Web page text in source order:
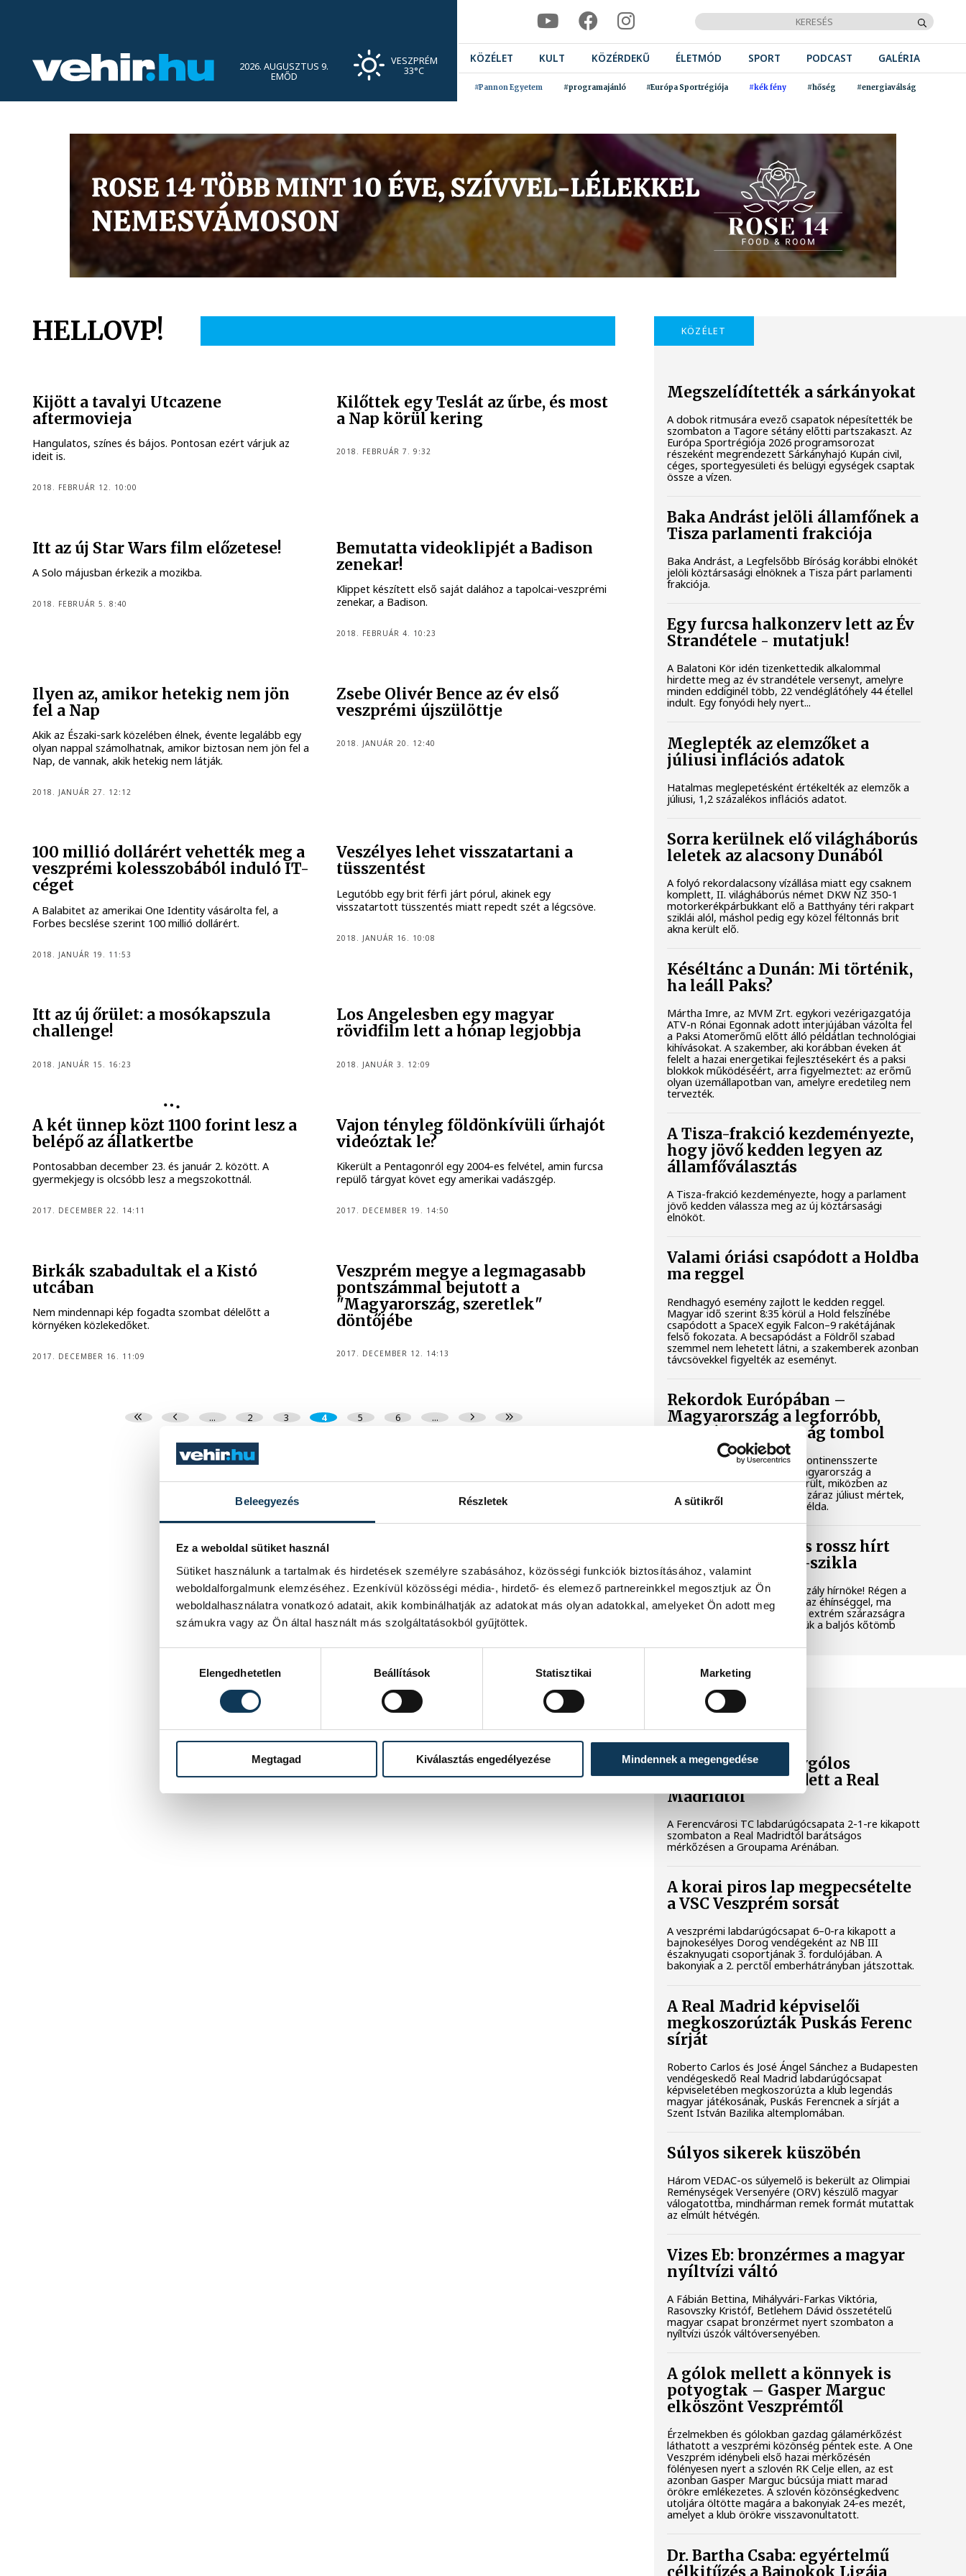
Beleegyezés Részletek A sütikről
Ez a weboldal sütiket használ
Sütiket használunk a tartalmak és hirdetések személyre szabásához, közösségi funkciók biztosításához, valamint
weboldalforgalmunk elemzéséhez. Ezenkívül közösségi média-, hirdető- és elemező partnereinkkel megosztjuk az Ön
weboldalhasználatra vonatkozó adatait, akik kombinálhatják az adatokat más olyan adatokkal, amelyeket Ön adott meg
számukra vagy az Ön által használt más szolgáltatásokból gyűjtöttek.
Elengedhetetlen
Beállítások Statisztikai Marketing
Megtagad Kiválasztás engedélyezése Mindennek a megengedése
2026. AUGUSZTUS 9.
EMŐD
VESZPRÉM
33°C
KÖZÉLET KULT KÖZÉRDEKŰ ÉLETMÓD SPORT PODCAST GALÉRIA
#Pannon Egyetem #programajánló #Európa Sportrégiója #kék fény #hőség #energiaválság
HELLOVP!
Kijött a tavalyi Utcazene
aftermovieja
Hangulatos, színes és bájos. Pontosan ezért várjuk az
ideit is.
2018. FEBRUÁR 12. 10:00
Kilőttek egy Teslát az űrbe, és most
a Nap körül kering
2018. FEBRUÁR 7. 9:32
Itt az új Star Wars film előzetese!
A Solo májusban érkezik a mozikba.
2018. FEBRUÁR 5. 8:40
Bemutatta videoklipjét a Badison
zenekar!
Klippet készített első saját dalához a tapolcai-veszprémi
zenekar, a Badison.
2018. FEBRUÁR 4. 10:23
Ilyen az, amikor hetekig nem jön
fel a Nap
Akik az Északi-sark közelében élnek, évente legalább egy
olyan nappal számolhatnak, amikor biztosan nem jön fel a
Nap, de vannak, akik hetekig nem látják.
2018. JANUÁR 27. 12:12
Zsebe Olivér Bence az év első
veszprémi újszülöttje
2018. JANUÁR 20. 12:40
100 millió dollárért vehették meg a
veszprémi kolesszobából induló IT-
céget
A Balabitet az amerikai One Identity vásárolta fel, a
Forbes becslése szerint 100 millió dollárért.
2018. JANUÁR 19. 11:53
Veszélyes lehet visszatartani a
tüsszentést
Legutóbb egy brit férfi járt pórul, akinek egy
visszatartott tüsszentés miatt repedt szét a légcsöve.
2018. JANUÁR 16. 10:08
Itt az új őrület: a mosókapszula
challenge!
2018. JANUÁR 15. 16:23
Los Angelesben egy magyar
rövidfilm lett a hónap legjobbja
2018. JANUÁR 3. 12:09
A két ünnep közt 1100 forint lesz a
belépő az állatkertbe
Pontosabban december 23. és január 2. között. A
gyermekjegy is olcsóbb lesz a megszokottnál.
2017. DECEMBER 22. 14:11
Vajon tényleg földönkívüli űrhajót
videóztak le?
Kikerült a Pentagonról egy 2004-es felvétel, amin furcsa
repülő tárgyat követ egy amerikai vadászgép.
2017. DECEMBER 19. 14:50
Birkák szabadultak el a Kistó
utcában
Nem mindennapi kép fogadta szombat délelőtt a
környéken közlekedőket.
2017. DECEMBER 16. 11:09
Veszprém megye a legmagasabb
pontszámmal bejutott a
"Magyarország, szeretlek"
döntőjébe
2017. DECEMBER 12. 14:13
... 2 3 4 5 6 ...
KÖZÉLET
Megszelídítették a sárkányokat
A dobok ritmusára evező csapatok népesítették be
szombaton a Tagore sétány előtti partszakaszt. Az
Európa Sportrégiója 2026 programsorozat
részeként megrendezett Sárkányhajó Kupán civil,
céges, sportegyesületi és belügyi egységek csaptak
össze a vízen.
Baka Andrást jelöli államfőnek a
Tisza parlamenti frakciója
Baka Andrást, a Legfelsőbb Bíróság korábbi elnökét
jelöli köztársasági elnöknek a Tisza párt parlamenti
frakciója.
Egy furcsa halkonzerv lett az Év
Strandétele - mutatjuk!
A Balatoni Kör idén tizenkettedik alkalommal
hirdette meg az év strandétele versenyt, amelyre
minden eddiginél több, 22 vendéglátóhely 44 étellel
indult. Egy fonyódi hely nyert...
Meglepték az elemzőket a
júliusi inflációs adatok
Hatalmas meglepetésként értékelték az elemzők a
júliusi, 1,2 százalékos inflációs adatot.
Sorra kerülnek elő világháborús
leletek az alacsony Dunából
A folyó rekordalacsony vízállása miatt egy csaknem
komplett, II. világháborús német DKW NZ 350-1
motorkerékpárbukkant elő a Batthyány téri rakpart
sziklái alól, máshol pedig egy közel féltonnás brit
akna került elő.
Késéltánc a Dunán: Mi történik,
ha leáll Paks?
Mártha Imre, az MVM Zrt. egykori vezérigazgatója
ATV-n Rónai Egonnak adott interjújában vázolta fel
a Paksi Atomerőmű előtt álló példátlan technológiai
kihívásokat. A szakember, aki korábban éveken át
felelt a hazai energetikai fejlesztésekért és a paksi
blokkok működéséért, arra figyelmeztet: az erőmű
olyan üzemállapotban van, amelyre eredetileg nem
tervezték.
A Tisza-frakció kezdeményezte,
hogy jövő kedden legyen az
államfőválasztás
A Tisza-frakció kezdeményezte, hogy a parlament
jövő kedden válassza meg az új köztársasági
elnököt.
Valami óriási csapódott a Holdba
ma reggel
Rendhagyó esemény zajlott le kedden reggel.
Magyar idő szerint 8:35 körül a Hold felszínébe
csapódott a SpaceX egyik Falcon–9 rakétájának
felső fokozata. A becsapódást a Földről szabad
szemmel nem lehetett látni, a szakemberek azonban
távcsövekkel figyelték az eseményt.
Rekordok Európában –
Magyarország a legforróbb,
Angliában szárazság tombol
Rá sem ismerünk Európára, kontinensszerte
rekordokat dönt a hőség. Magyarország a
legforróbb országok közé került, miközben az
Egyesült Királyságban olyan száraz júliust mértek,
amilyenre 155 éve nem volt példa.
A múltban és ma is rossz hírt
hoz a dunai Ínség-szikla
Újra kilátszik a Dunából az aszály hírnöke! Régen a
felbukkanása egyet jelentett az éhínséggel, ma
pedig a klímaváltozás okozta extrém szárazságra
hívja fel a figyelmet. Elmeséljük a baljós kőtömb
SPORT
A Ferencváros egygólos
vereséget szenvedett a Real
Madridtól
A Ferencvárosi TC labdarúgócsapata 2-1-re kikapott
szombaton a Real Madridtól barátságos
mérkőzésen a Groupama Arénában.
A korai piros lap megpecsételte
a VSC Veszprém sorsát
A veszprémi labdarúgócsapat 6–0-ra kikapott a
bajnokesélyes Dorog vendégeként az NB III
északnyugati csoportjának 3. fordulójában. A
bakonyiak a 2. perctől emberhátrányban játszottak.
A Real Madrid képviselői
megkoszorúzták Puskás Ferenc
sírját
Roberto Carlos és José Ángel Sánchez a Budapesten
vendégeskedő Real Madrid labdarúgócsapat
képviseletében megkoszorúzta a klub legendás
magyar játékosának, Puskás Ferencnek a sírját a
Szent István Bazilika altemplomában.
Súlyos sikerek küszöbén
Három VEDAC-os súlyemelő is bekerült az Olimpiai
Reménységek Versenyére (ORV) készülő magyar
válogatottba, mindhárman remek formát mutattak
az elmúlt hétvégén.
Vizes Eb: bronzérmes a magyar
nyíltvízi váltó
A Fábián Bettina, Mihályvári-Farkas Viktória,
Rasovszky Kristóf, Betlehem Dávid összetételű
magyar csapat bronzérmet nyert szombaton a
nyíltvízi úszók váltóversenyében.
A gólok mellett a könnyek is
potyogtak – Gasper Marguc
elköszönt Veszprémtől
Érzelmekben és gólokban gazdag gálamérkőzést
láthatott a veszprémi közönség péntek este. A One
Veszprém idénybeli első hazai mérkőzésén
fölényesen nyert a szlovén RK Celje ellen, az est
azonban Gasper Marguc búcsúja miatt marad
örökre emlékezetes. A szlovén közönségkedvenc
utoljára öltötte magára a bakonyiak 24-es mezét,
amelyet a klub örökre visszavonultatott.
Dr. Bartha Csaba: egyértelmű
célkitűzés a Bajnokok Ligája